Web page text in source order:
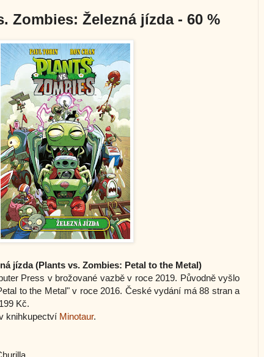
Zombies: Železná jízda - 60 %
jízda (Plants vs. Zombies: Petal to the Metal)
Press v brožované vazbě v roce 2019. Původně vyšlo
to the Metal" v roce 2016. České vydání má 88 stran a
Kč.
knihkupectví Minotaur.